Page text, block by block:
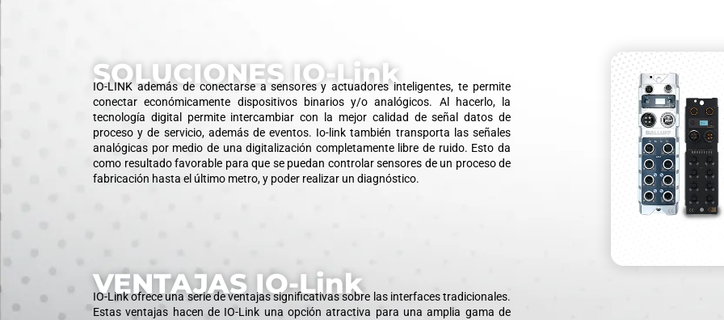
SOLUCIONES IO-Link
IO-LINK además de conectarse a sensores y actuadores inteligentes, te permite
conectar económicamente dispositivos binarios y/o analógicos. Al hacerlo, la
tecnología digital permite intercambiar con la mejor calidad de señal datos de
proceso y de servicio, además de eventos. Io-link también transporta las señales
analógicas por medio de una digitalización completamente libre de ruido. Esto da
como resultado favorable para que se puedan controlar sensores de un proceso de
fabricación hasta el último metro, y poder realizar un diagnóstico.
VENTAJAS IO-Link
IO-Link ofrece una serie de ventajas significativas sobre las interfaces tradicionales.
Estas ventajas hacen de IO-Link una opción atractiva para una amplia gama de